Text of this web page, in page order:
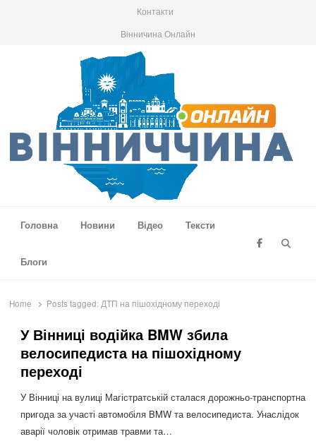
Контакти
Вінничина Онлайн
Головна
Новини Відео Тексти
Блоги
Home Posts tagged: ДТП на пішохідному переході
У Вінниці водійка BMW збила
велосипедиста на пішохідному
переході
У Вінниці на вулиці Магістратській сталася дорожньо-транспортна
пригода за участі автомобіля BMW та велосипедиста. Унаслідок
аварії чоловік отримав травми та…